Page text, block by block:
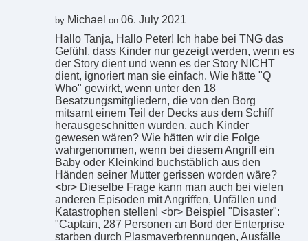
by Michael on 06. July 2021
Hallo Tanja, Hallo Peter! Ich habe bei TNG das
Gefühl, dass Kinder nur gezeigt werden, wenn es
der Story dient und wenn es der Story NICHT
dient, ignoriert man sie einfach. Wie hätte "Q
Who" gewirkt, wenn unter den 18
Besatzungsmitgliedern, die von den Borg
mitsamt einem Teil der Decks aus dem Schiff
herausgeschnitten wurden, auch Kinder
gewesen wären? Wie hätten wir die Folge
wahrgenommen, wenn bei diesem Angriff ein
Baby oder Kleinkind buchstäblich aus den
Händen seiner Mutter gerissen worden wäre?
<br> Dieselbe Frage kann man auch bei vielen
anderen Episoden mit Angriffen, Unfällen und
Katastrophen stellen! <br> Beispiel "Disaster":
"Captain, 287 Personen an Bord der Enterprise
starben durch Plasmaverbrennungen, Ausfälle